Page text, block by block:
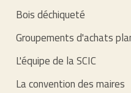
Bois déchiqueté
Groupements d'achats
L'équipe de la SCIC
La convention des maires